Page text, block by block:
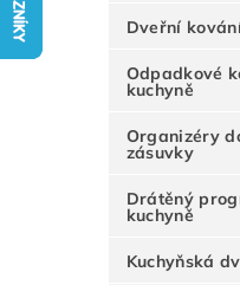
Dveřní
Odpadkové
kuchyně
Organizéry
zásuvky
Drátěný
kuchyně
Kuchyňská